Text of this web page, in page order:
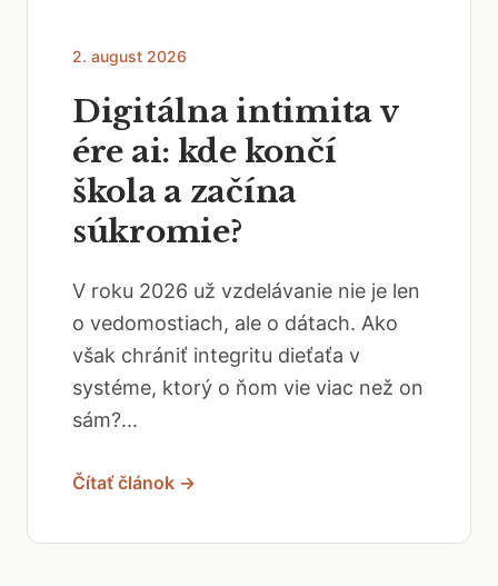
2. august 2026
Digitálna intimita v
ére ai: kde končí
škola a začína
súkromie?
V roku 2026 už vzdelávanie nie je len
o vedomostiach, ale o dátach. Ako
však chrániť integritu dieťaťa v
systéme, ktorý o ňom vie viac než on
sám?...
Čítať článok →